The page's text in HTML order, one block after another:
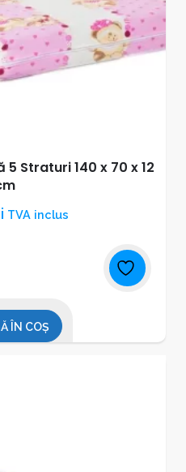
Straturi 140 x 70 x 12
TVA inclus
ÎN COȘ